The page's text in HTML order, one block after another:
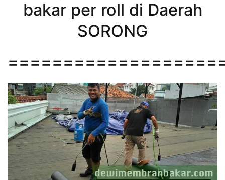
bakar per roll di Daerah
SORONG